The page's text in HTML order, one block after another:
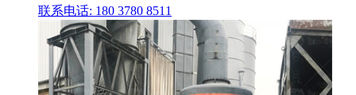
联系电话: 180 3780 8511